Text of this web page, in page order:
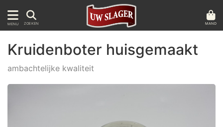
MENU ZOEKEN MAND
Kruidenboter huisgemaakt
ambachtelijke kwaliteit